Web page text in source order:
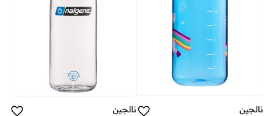
نالجين
نالجين